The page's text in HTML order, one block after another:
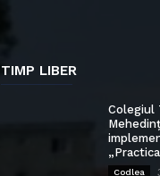
TIMP LIBER
Colegiul
Codlea